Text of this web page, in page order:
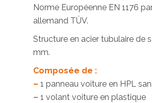
Norme Européenne EN 1176
allemand TÜV.
Structure en acier tubulaire de
mm.
Composée de :
– 1 panneau voiture en HPL
– 1 volant voiture en plastique